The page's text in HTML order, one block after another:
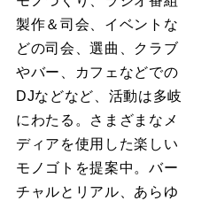
製作＆司会、イベントな
どの司会、選曲、クラブ
やバー、カフェなどでの
DJなどなど、活動は多岐
にわたる。さまざまなメ
ディアを使用した楽しい
モノゴトを提案中。バー
チャルとリアル、あらゆ